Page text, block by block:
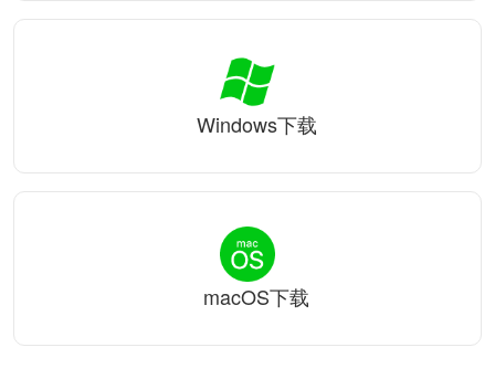
Windows下载
macOS下载